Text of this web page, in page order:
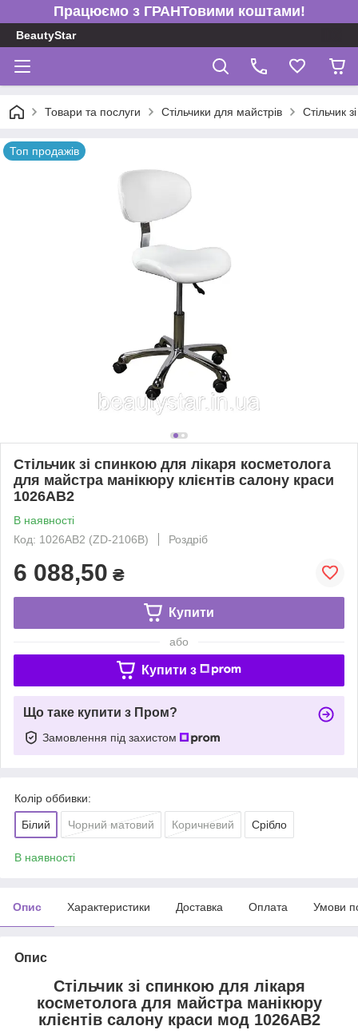
Працюємо з ГРАНТовими коштами!
BeautyStar
Товари та послуги Стільчики для майстрів Стільчик
Топ продажів
Стільчик зі спинкою для лікаря косметолога
для майстра манікюру клієнтів салону краси
1026АВ2
В наявності
Код: 1026АВ2 (ZD-2106B)
Роздріб
6 088,50 ₴
Купити
або
Купити з
Що таке купити з Пром?
Замовлення під захистом
Колір оббивки:
Білий Чорний матовий Коричневий Срібло
В наявності
Опис Характеристики Доставка Оплата Умови
Опис
Стільчик зі спинкою для лікаря
косметолога для майстра манікюру
клієнтів салону краси мод 1026АВ2